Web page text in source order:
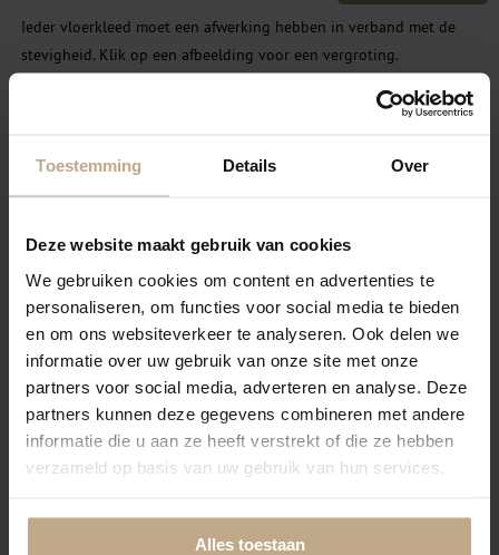
Toestemming Details Over
Deze website maakt gebruik van cookies
We gebruiken cookies om content en advertenties te
personaliseren, om functies voor social media te bieden
en om ons websiteverkeer te analyseren. Ook delen we
informatie over uw gebruik van onze site met onze
partners voor social media, adverteren en analyse. Deze
partners kunnen deze gegevens combineren met andere
informatie die u aan ze heeft verstrekt of die ze hebben
verzameld op basis van uw gebruik van hun services.
Alles toestaan
Ieder vloerkleed moet een afwerking hebben in verband met de
stevigheid. Klik op een afbeelding voor een vergroting.
SELECTEER SELECTEER
Banderen Blind gestikt
Festonneren garen
wol/nylon